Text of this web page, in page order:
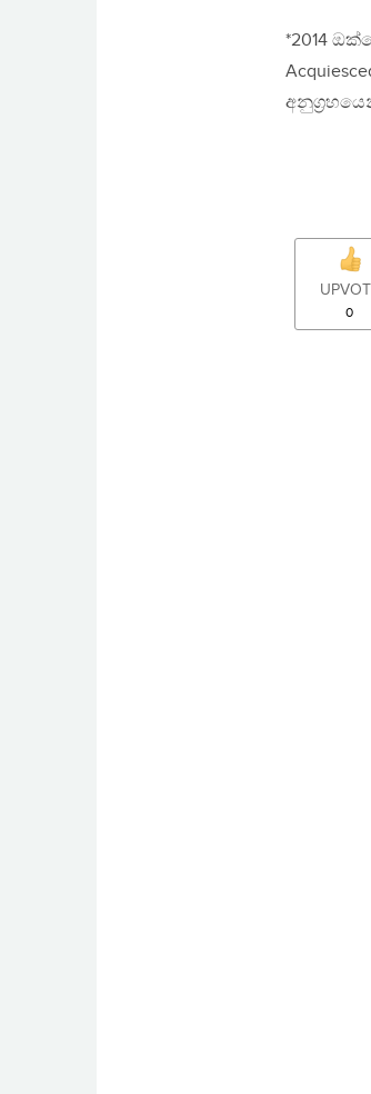
*2014
0